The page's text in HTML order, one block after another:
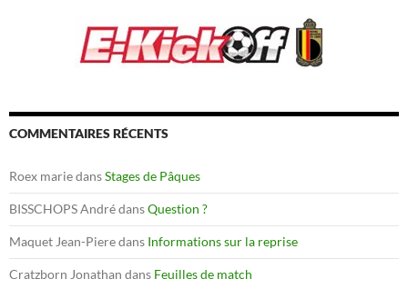
COMMENTAIRES RÉCENTS
Roex mariedansStages de Pâques
BISSCHOPS AndrédansQuestion ?
Maquet Jean-Pieredans Informations sur la reprise
Cratzborn Jonathan dans Feuilles de match